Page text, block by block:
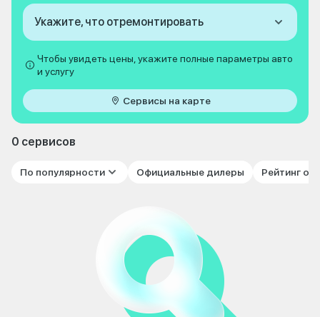
Укажите, что отремонтировать
Чтобы увидеть цены, укажите полные параметры авто
и услугу
Сервисы на карте
0 сервисов
По популярности Официальные дилеры Рейтинг